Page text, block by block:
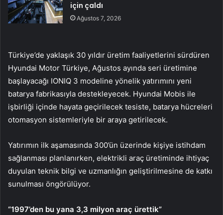
için çaldı
Ağustos 7, 2026
Türkiye’de yaklaşık 30 yıldır üretim faaliyetlerini sürdüren
Hyundai Motor Türkiye, Ağustos ayında seri üretimine
başlayacağı IONIQ 3 modeline yönelik yatırımını yeni
batarya fabrikasıyla destekleyecek. Hyundai Mobis ile
işbirliği içinde hayata geçirilecek tesiste, batarya hücreleri
otomasyon sistemleriyle bir araya getirilecek.
Yatırımın ilk aşamasında 300’ün üzerinde kişiye istihdam
sağlanması planlanırken, elektrikli araç üretiminde ihtiyaç
duyulan teknik bilgi ve uzmanlığın geliştirilmesine de katkı
sunulması öngörülüyor.
“1997’den bu yana 3,3 milyon araç ürettik”